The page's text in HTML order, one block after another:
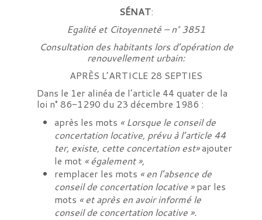
SÉNAT:
Egalité et Citoyenneté – n° 3851
Consultation des habitants lors d’opération de
renouvellement urbain:
APRÈS L’ARTICLE 28 SEPTIES
Dans le 1er alinéa de l’article 44 quater de la
loi n° 86-1290 du 23 décembre 1986 :
après les mots «Lorsque le conseil de
concertation locative, prévu à l’article 44
ter, existe, cette concertation est»ajouter
le mot « également »,
remplacer les mots «en l’absence de
conseil de concertation locative »par les
mots « et après en avoir informé le
conseil de concertation locative ».